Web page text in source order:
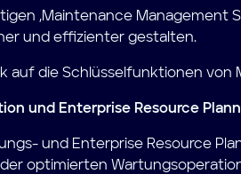
„Maintenance Management
und effizienter gestalten.
auf die Schlüsselfunktionen von
und Enterprise Resource
und Enterprise Resource
optimierten